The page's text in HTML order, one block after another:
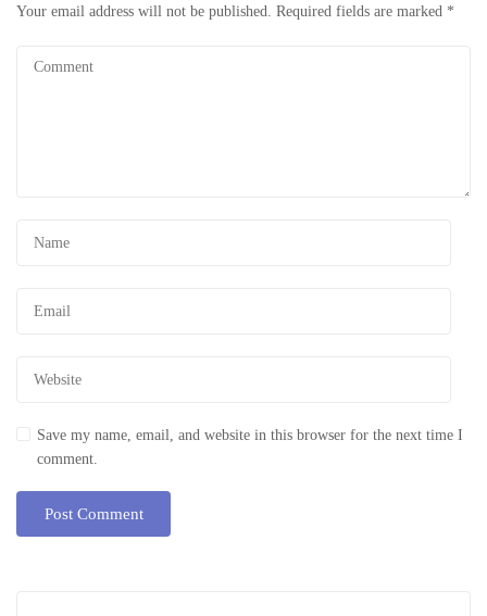
Your email address will not be published. Required fields are marked *
Save my name, email, and website in this browser for the next time I
comment.